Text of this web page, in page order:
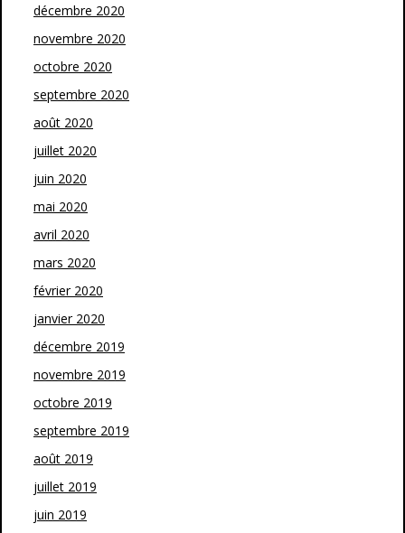
décembre 2020
novembre 2020
octobre 2020
septembre 2020
août 2020
juillet 2020
juin 2020
mai 2020
avril 2020
mars 2020
février 2020
janvier 2020
décembre 2019
novembre 2019
octobre 2019
septembre 2019
août 2019
juillet 2019
juin 2019